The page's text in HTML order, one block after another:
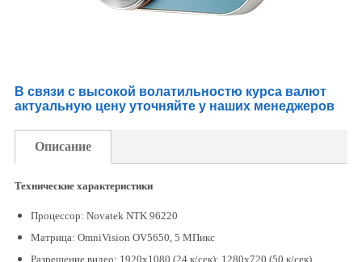
В связи с высокой волатильностю курса валют
актуальную цену уточняйте у наших менеджеров
Описание
Технические характеристики
Процессор: Novatek NTK 96220
Матрица: OmniVision OV5650, 5 МПикс
Разрешение видео: 1920x1080 (24 к/сек); 1280х720 (50 к/сек)